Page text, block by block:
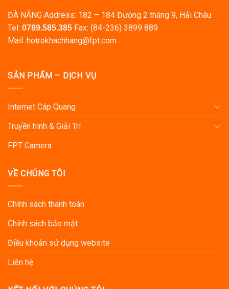
ĐÀ NẴNG Address: 182 – 184 Đường 2 tháng 9, Hải Châu
Tel: 0789.585.385 Fax: (84-236) 3899 889
Mail: hotrokhachhang@fpt.com
SẢN PHẨM – DỊCH VỤ
Internet Cáp Quang
Truyền hình & Giải Trí
FPT Camera
VỀ CHÚNG TÔI
Chính sách thanh toán
Chính sách bảo mật
Điều khoản sử dụng website
Liên hệ